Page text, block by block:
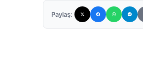
Paylaş: